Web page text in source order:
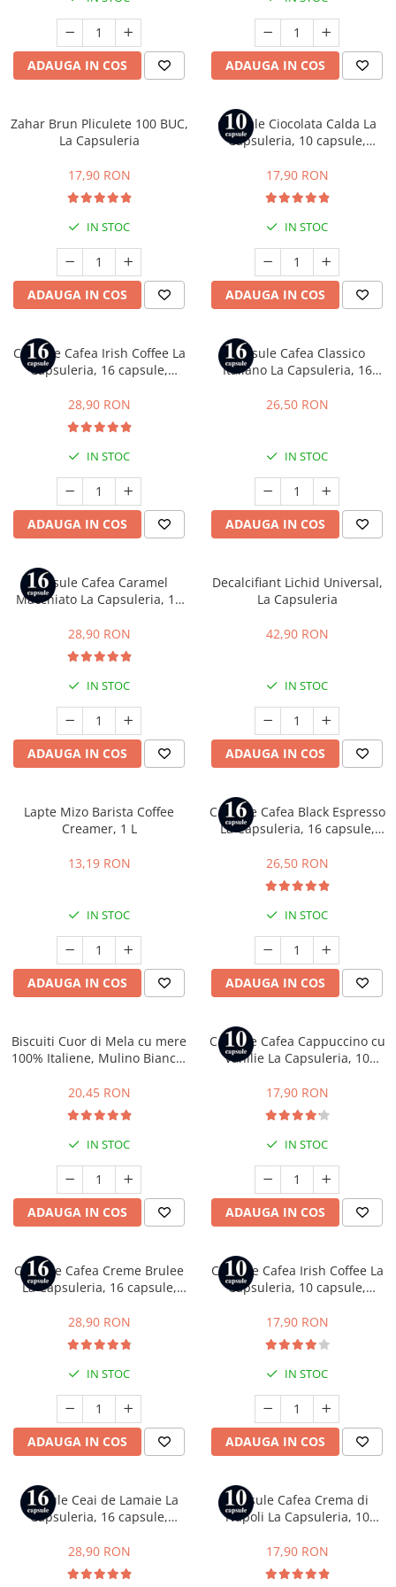
Capsule compatibile Caffitaly
PADURI CAFEA & MONODOZE
Paduri cafea ESE44
CAFEA MACINATA
ADAUGA IN COS ADAUGA IN COS
Zahar Brun Pliculete 100 BUC,
La Capsuleria
17,90 RON
IN STOC
ADAUGA IN COS
Capsule Ciocolata Calda La
Capsuleria, 10 capsule,
17,90 RON
IN STOC
ADAUGA IN COS
Capsule Cafea Irish Coffee La
Capsuleria, 16 capsule,
28,90 RON
IN STOC
ADAUGA IN COS
Capsule Cafea Classico
Italiano La Capsuleria, 16
Gusto
26,50 RON
IN STOC
ADAUGA IN COS
Capsule Cafea Caramel
Macchiato La Capsuleria, 16
Gusto
28,90 RON
IN STOC
ADAUGA IN COS
Decalcifiant Lichid Universal,
La Capsuleria
42,90 RON
IN STOC
ADAUGA IN COS
Lapte Mizo Barista Coffee
Creamer, 1 L
13,19 RON
IN STOC
ADAUGA IN COS
Capsule Cafea Black Espresso
La Capsuleria, 16 capsule,
26,50 RON
IN STOC
ADAUGA IN COS
Biscuiti Cuor di Mela cu mere
100% Italiene, Mulino Bianco,
20,45 RON
IN STOC
ADAUGA IN COS
Capsule Cafea Cappuccino cu
Vanilie La Capsuleria, 10
Nespresso
17,90 RON
IN STOC
ADAUGA IN COS
Capsule Cafea Creme Brulee
La Capsuleria, 16 capsule,
28,90 RON
IN STOC
ADAUGA IN COS
Capsule Cafea Irish Coffee La
Capsuleria, 10 capsule,
17,90 RON
IN STOC
ADAUGA IN COS
Capsule Ceai de Lamaie La
Capsuleria, 16 capsule,
28,90 RON
Capsule Cafea Crema di
Napoli La Capsuleria, 10
Bialetti
17,90 RON